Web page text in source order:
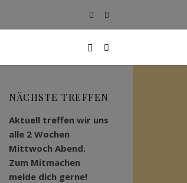
NÄCHSTE TREFFEN
Aktuell treffen wir uns
alle 2 Wochen
Mittwoch Abend.
Zum Mitmachen
melde dich gerne!